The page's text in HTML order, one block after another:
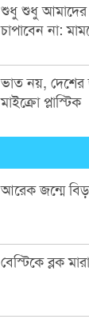
শুধু শুধু আমাদের
চাপাবেন না:
ভাত নয়, দেশের
মাইক্রো প্লাস্টিক
আরেক জন্মে
বেস্টিকে ব্লক